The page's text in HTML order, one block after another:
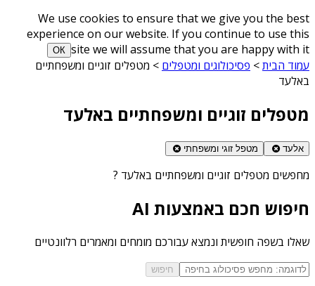
We use cookies to ensure that we give you the best
experience on our website. If you continue to use this
site we will assume that you are happy with it
ОК
עמוד הבית> פסיכולוגים ומטפלים > מטפלים זוגיים ומשפחתיים
באלעד
מטפלים זוגיים ומשפחתיים באלעד
אלעד מטפל זוגי ומשפחתי
מחפשים מטפלים זוגיים ומשפחתיים באלעד ?
חיפוש חכם באמצעות AI
שאלו בשפה חופשית ונמצא עבורכם מומחים ומאמרים רלוונטיים
חיפוש